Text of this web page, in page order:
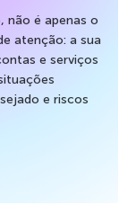
não é apenas o
atenção: a sua
e serviços
e riscos